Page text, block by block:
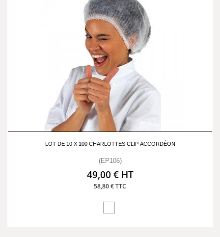
LOT DE 10 X 100 CHARLOTTES CLIP ACCORDÉON
(EP106)
49,00 € HT
58,80 € TTC